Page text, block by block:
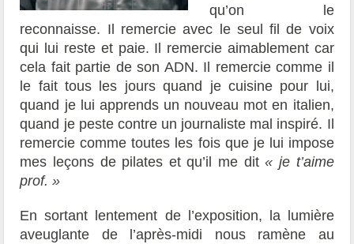
qu’on le
reconnaisse. Il remercie avec le seul fil de voix
qui lui reste et paie. Il remercie aimablement car
cela fait partie de son ADN. Il remercie comme il
le fait tous les jours quand je cuisine pour lui,
quand je lui apprends un nouveau mot en italien,
quand je peste contre un journaliste mal inspiré. Il
remercie comme toutes les fois que je lui impose
mes leçons de pilates et qu’il me dit« je t’aime
prof. »
En sortant lentement de l’exposition, la lumière
aveuglante de l’après-midi nous ramène au